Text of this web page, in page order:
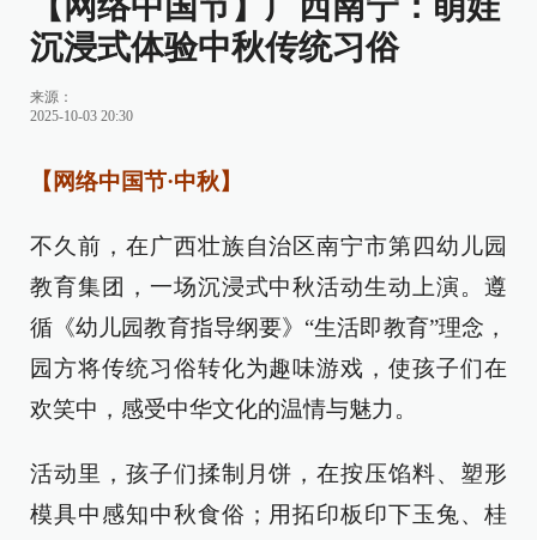
沉浸式体验中秋传统习俗
来源：
2025-10-03 20:30
【网络中国节·中秋】
不久前，在广西壮族自治区南宁市第四幼儿园
教育集团，一场沉浸式中秋活动生动上演。遵
循《幼儿园教育指导纲要》“生活即教育”理念，
园方将传统习俗转化为趣味游戏，使孩子们在
欢笑中，感受中华文化的温情与魅力。
活动里，孩子们揉制月饼，在按压馅料、塑形
模具中感知中秋食俗；用拓印板印下玉兔、桂